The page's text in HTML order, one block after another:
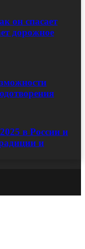
он спасает
дорожное
в России и
и